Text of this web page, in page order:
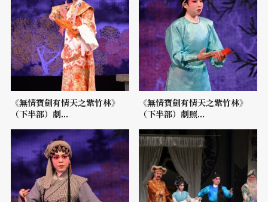
《無情寶劍有情天之紫竹林》
（下半部）劇...
《無情寶劍有情天之紫竹林》
（下半部）劇照...